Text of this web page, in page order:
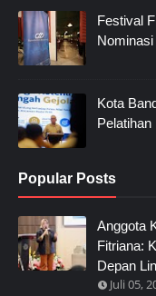
Festival
Kota
Popular Posts
Anggota
Fitriana:
Depan
Juli 05,